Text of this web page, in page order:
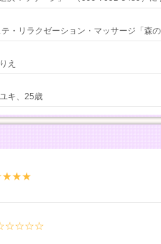
・リラクゼーション・マッサージ「森の
え
キ、25歳
り、23歳
こ、27歳
や、24歳